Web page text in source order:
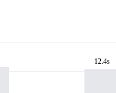
12.4s